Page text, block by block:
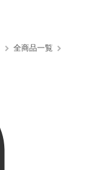
全商品一覧